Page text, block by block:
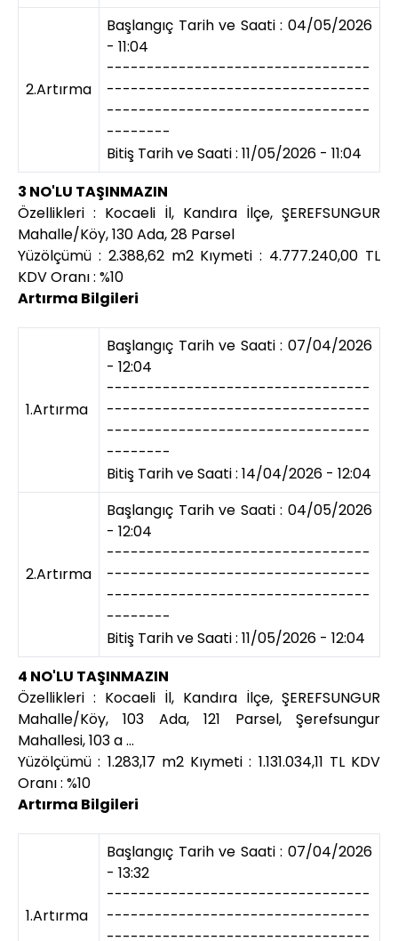
2.Artırma
Başlangıç Tarih ve Saati : 04/05/2026
- 11:04
---------------------------------
---------------------------------
---------------------------------
--------
Bitiş Tarih ve Saati : 11/05/2026 - 11:04
3 NO'LU TAŞINMAZIN
Özellikleri : Kocaeli İl, Kandıra İlçe, ŞEREFSUNGUR
Mahalle/Köy, 130 Ada, 28 Parsel
Yüzölçümü : 2.388,62 m2 Kıymeti : 4.777.240,00 TL
KDV Oranı : %10
Artırma Bilgileri
1.Artırma
Başlangıç Tarih ve Saati : 07/04/2026
- 12:04
---------------------------------
---------------------------------
---------------------------------
--------
Bitiş Tarih ve Saati : 14/04/2026 - 12:04
2.Artırma
Başlangıç Tarih ve Saati : 04/05/2026
- 12:04
---------------------------------
---------------------------------
---------------------------------
--------
Bitiş Tarih ve Saati : 11/05/2026 - 12:04
4 NO'LU TAŞINMAZIN
Özellikleri : Kocaeli İl, Kandıra İlçe, ŞEREFSUNGUR
Mahalle/Köy, 103 Ada, 121 Parsel, Şerefsungur
Mahallesi, 103 a ...
Yüzölçümü : 1.283,17 m2 Kıymeti : 1.131.034,11 TL KDV
Oranı : %10
Artırma Bilgileri
1.Artırma
Başlangıç Tarih ve Saati : 07/04/2026
- 13:32
---------------------------------
---------------------------------